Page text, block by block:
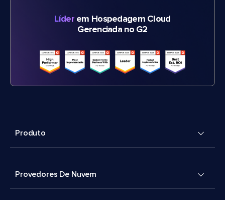
Líderem Hospedagem Cloud
Gerenciada no G2
Produto
Provedores De Nuvem